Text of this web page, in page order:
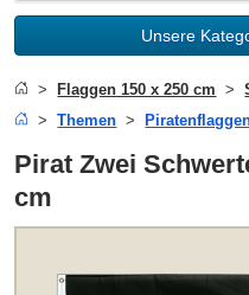
Unsere
Flaggen 150 x 250 cm
Themen
Pirat Zwei
cm